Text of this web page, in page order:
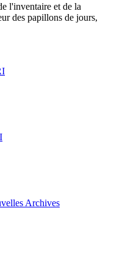
l'inventaire et de la
des papillons de jours,
Archives